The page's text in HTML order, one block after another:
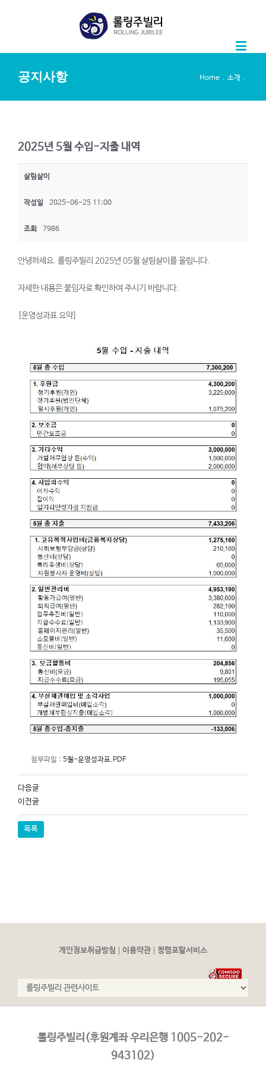
공지사항 Home 소개
2025년 5월 수입-지출 내역
살림살이
작성일 2025-06-25 11:00
조회 7986
안녕하세요. 롤링주빌리 2025년 05월 살림살이를 올립니다.
자세한 내용은 붙임자료 확인하여 주시기 바랍니다.
[운영성과표 요약]
첨부파일 : 5월-운영성과표.PDF
다음글
이전글
목록
개인정보취급방침 | 이용약관 | 청렴포탈서비스
롤링주빌리(후원계좌 우리은행 1005-202-
943102)